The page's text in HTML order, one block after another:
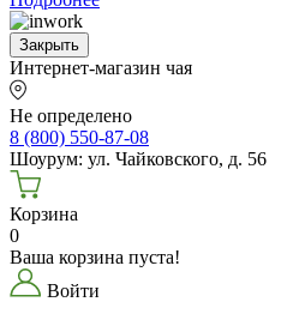
Закрыть
Интернет-магазин чая
Не определено
8 (800) 550-87-08
Шоурум: ул. Чайковского, д. 56
Корзина
0
Ваша корзина пуста!
Войти